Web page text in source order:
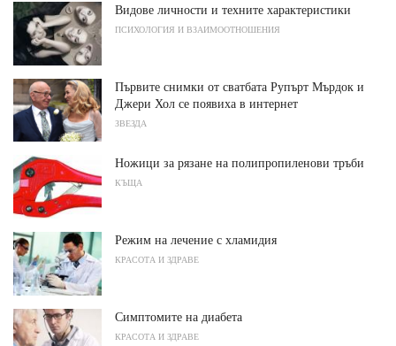
Видове личности и техните характеристики
ПСИХОЛОГИЯ И ВЗАИМООТНОШЕНИЯ
Първите снимки от сватбата Рупърт Мърдок и
Джери Хол се появиха в интернет
ЗВЕЗДА
Ножици за рязане на полипропиленови тръби
КЪЩА
Режим на лечение с хламидия
КРАСОТА И ЗДРАВЕ
Симптомите на диабета
КРАСОТА И ЗДРАВЕ